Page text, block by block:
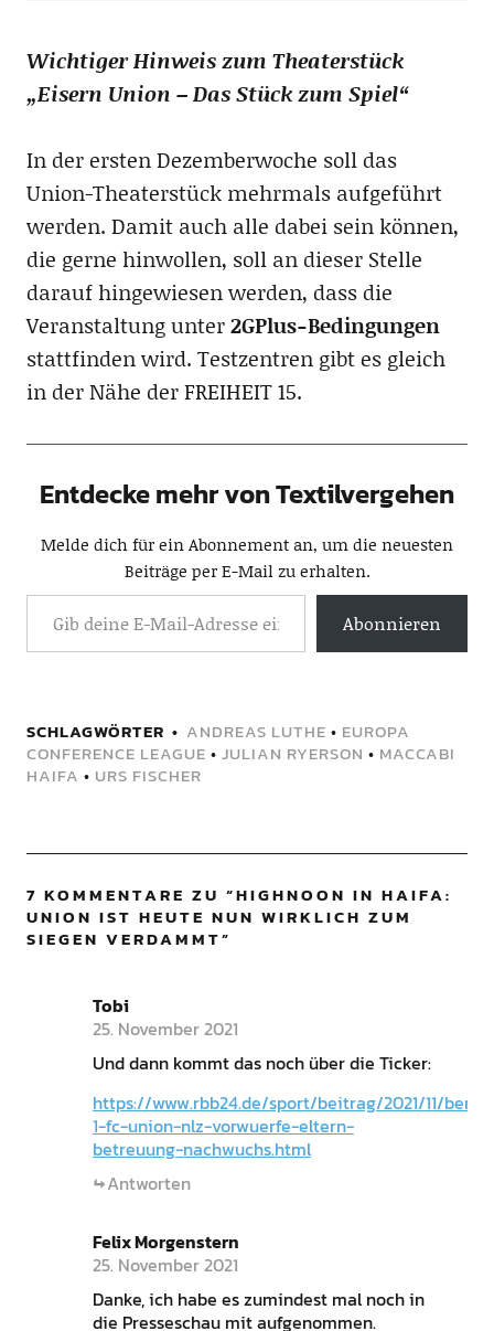
Wichtiger Hinweis zum Theaterstück
„Eisern Union – Das Stück zum Spiel“
In der ersten Dezemberwoche soll das
Union-Theaterstück mehrmals aufgeführt
werden. Damit auch alle dabei sein können,
die gerne hinwollen, soll an dieser Stelle
darauf hingewiesen werden, dass die
Veranstaltung unter2GPlus-Bedingungen
stattfinden wird. Testzentren gibt es gleich
in der Nähe der FREIHEIT 15.
Entdecke mehr von Textilvergehen
Melde dich für ein Abonnement an, um die neuesten
Beiträge per E-Mail zu erhalten.
Abonnieren
SCHLAGWÖRTER ANDREAS LUTHE • EUROPA
CONFERENCE LEAGUE • JULIAN RYERSON • MACCABI
HAIFA • URS FISCHER
7 KOMMENTARE ZU “HIGHNOON IN HAIFA:
UNION IST HEUTE NUN WIRKLICH ZUM
SIEGEN VERDAMMT”
Tobi
25. November 2021
Und dann kommt das noch über die Ticker:
https://www.rbb24.de/sport/beitrag/2021/11/
1-fc-union-nlz-vorwuerfe-eltern-
betreuung-nachwuchs.html
Antworten
Felix Morgenstern
25. November 2021
Danke, ich habe es zumindest mal noch in
die Presseschau mit aufgenommen.